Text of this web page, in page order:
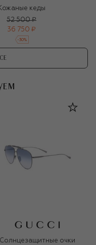
кеды
52 500 ₽
36 750 ₽
-30%
Солнцезащитные очки